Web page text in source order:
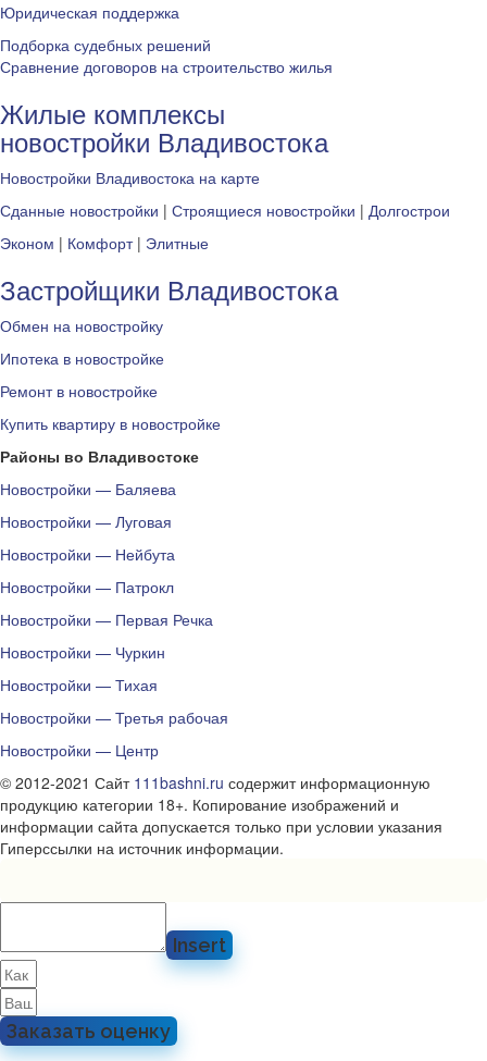
Юридическая поддержка
Подборка судебных решений
Сравнение договоров на строительство жилья
Жилые комплексы
новостройки Владивостока
Новостройки Владивостока на карте
Сданные новостройки | Строящиеся новостройки | Долгострои
Эконом | Комфорт| Элитные
Застройщики Владивостока
Обмен на новостройку
Ипотека в новостройке
Ремонт в новостройке
Купить квартиру в новостройке
Районы во Владивостоке
Новостройки — Баляева
Новостройки — Луговая
Новостройки — Нейбута
Новостройки — Патрокл
Новостройки — Первая Речка
Новостройки — Чуркин
Новостройки — Тихая
Новостройки — Третья рабочая
Новостройки — Центр
© 2012-2021 Сайт 111bashni.ru содержит информационную
продукцию категории 18+. Копирование изображений и
информации сайта допускается только при условии указания
Гиперссылки на источник информации.
Insert
Заказать оценку